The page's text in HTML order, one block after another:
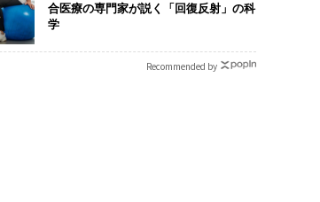
合医療の専門家が説く「回復反射」の科
学
Recommended by